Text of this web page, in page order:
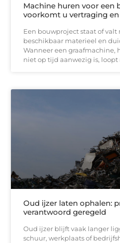
Machine huren voor een
voorkomt u vertraging
Een bouwproject staat of
beschikbaar materieel en
Wanneer een graafmachine,
niet op tijd aanwezig is, loopt
Oud ijzer laten ophalen:
verantwoord geregeld
Oud ijzer blijft vaak langer
schuur, werkplaats of